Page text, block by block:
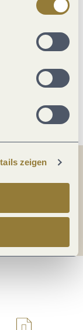
"Alle
in der Nutzung
zeigen